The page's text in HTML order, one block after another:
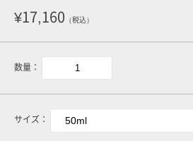
¥17,160 （税込）
数量：
サイズ：